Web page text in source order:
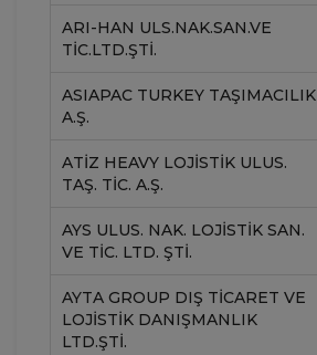
ARI-HAN ULS.NAK.SAN.VE
TIC.LTD.ŞTI.
ASIAPAC TURKEY TAŞIMACILIK
A.Ş.
ATIZ HEAVY LOJISTIK ULUS.
TAŞ. TIC. A.Ş.
AYS ULUS. NAK. LOJISTIK SAN.
VE TIC. LTD. ŞTI.
AYTA GROUP DIŞ TICARET VE
LOJISTIK DANIŞMANLIK
LTD.ŞTI.